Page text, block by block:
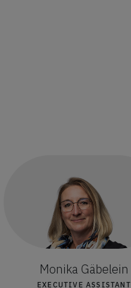
Monika Gäbelein
EXECUTIVE ASSISTANT